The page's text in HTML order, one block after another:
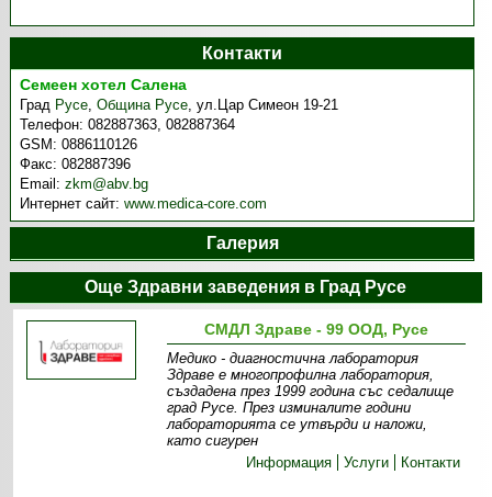
Контакти
Семеен хотел Салена
Град Русе,Община Русе,ул.Цар Симеон 19-21
Телефон:082887363, 082887364
GSM:0886110126
Факс:082887396
Email:zkm@abv.bg
Интернет сайт:www.medica-core.com
Галерия
Още Здравни заведения в Град Русе
СМДЛ Здраве - 99 ООД, Русе
Медико - диагностична лаборатория
Здраве е многопрофилна лаборатория,
създадена през 1999 година със седалище
град Русе. През изминалите години
лабораторията се утвърди и наложи,
като сигурен
Информация
Услуги Контакти